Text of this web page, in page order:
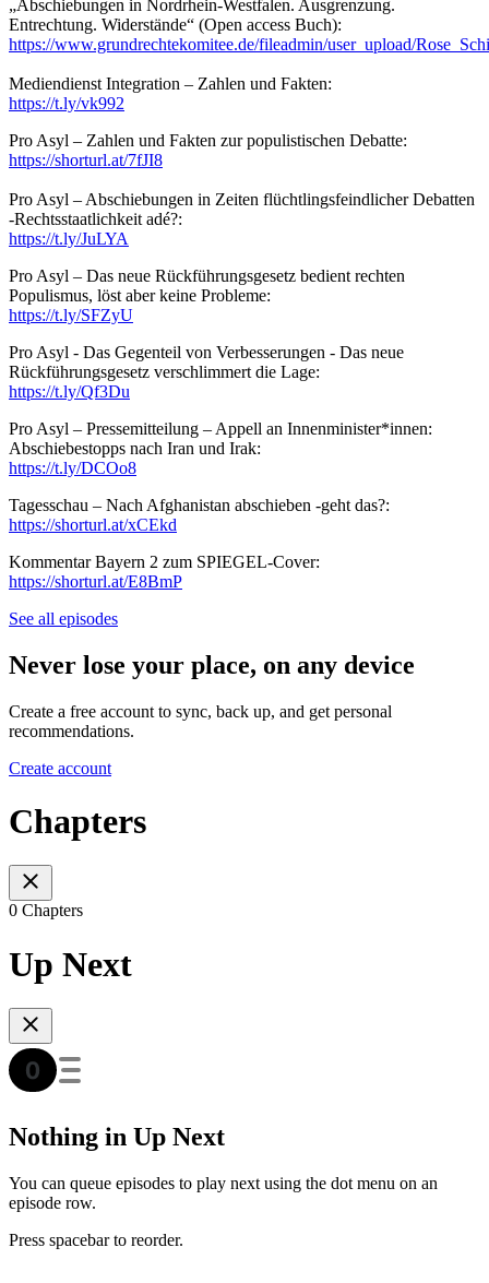
„Abschiebungen in Nordrhein-Westfalen. Ausgrenzung.
Entrechtung. Widerstände“ (Open access Buch):
https://www.grundrechtekomitee.de/fileadmin/user_upload/
Mediendienst Integration – Zahlen und Fakten:
https://t.ly/vk992
Pro Asyl – Zahlen und Fakten zur populistischen Debatte:
https://shorturl.at/7fJI8
Pro Asyl – Abschiebungen in Zeiten flüchtlingsfeindlicher Debatten
-Rechtsstaatlichkeit adé?:
https://t.ly/JuLYA
Pro Asyl – Das neue Rückführungsgesetz bedient rechten
Populismus, löst aber keine Probleme:
https://t.ly/SFZyU
Pro Asyl - Das Gegenteil von Verbesserungen - Das neue
Rückführungsgesetz verschlimmert die Lage:
https://t.ly/Qf3Du
Pro Asyl – Pressemitteilung – Appell an Innenminister*innen:
Abschiebestopps nach Iran und Irak:
https://t.ly/DCOo8
Tagesschau – Nach Afghanistan abschieben -geht das?:
https://shorturl.at/xCEkd
Kommentar Bayern 2 zum SPIEGEL-Cover:
https://shorturl.at/E8BmP
See all episodes
Never lose your place, on any device
Create a free account to sync, back up, and get personal
recommendations.
Create account
Chapters
0 Chapters
Up Next
Nothing in Up Next
You can queue episodes to play next using the dot menu on an
episode row.
Press spacebar to reorder.